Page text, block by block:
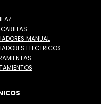
MANUAL
ELECTRICOS